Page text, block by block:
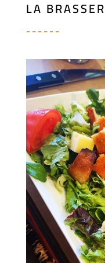
LA
------